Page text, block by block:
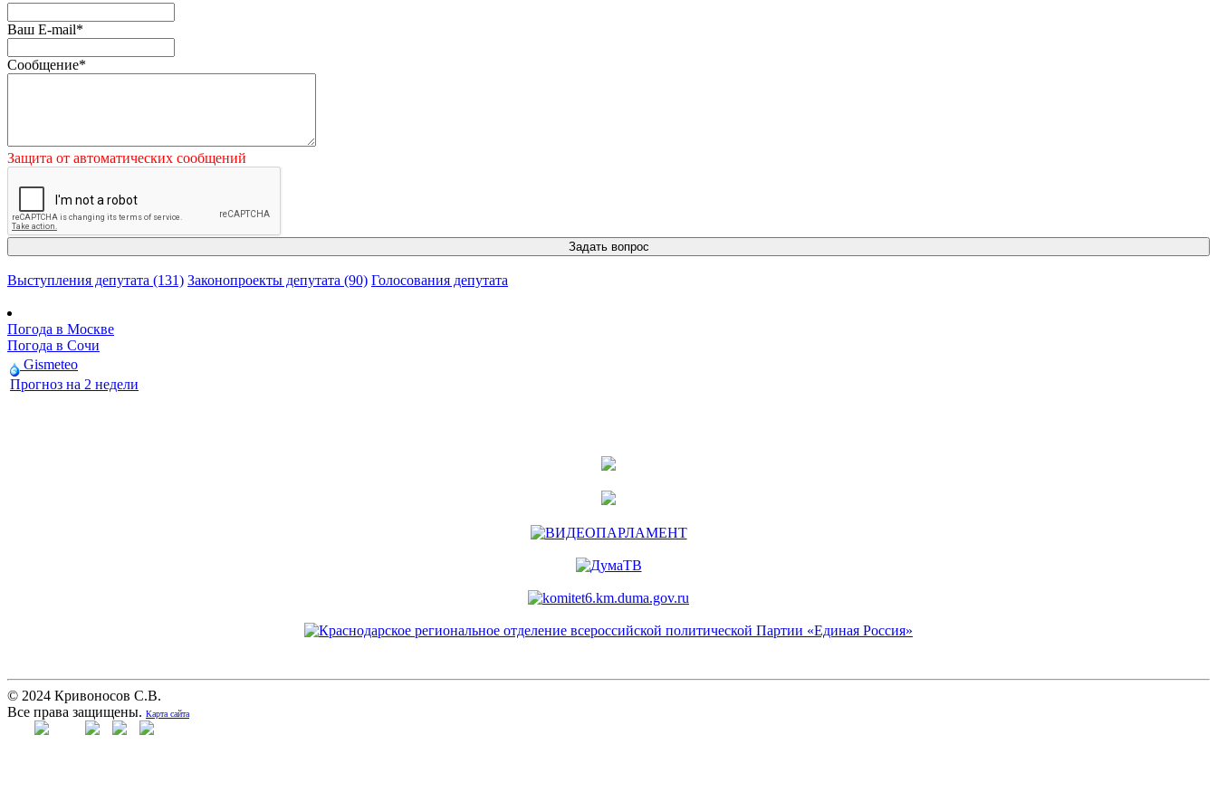
Ваш E-mail*
Сообщение*
Защита от автоматических сообщений
Выступления депутата (131) Законопроекты депутата (90) Голосования депутата
Погода в Москве
Погода в Сочи
Gismeteo
Прогноз на 2 недели
© 2024 Кривоносов С.В.
Все права защищены. Карта сайта